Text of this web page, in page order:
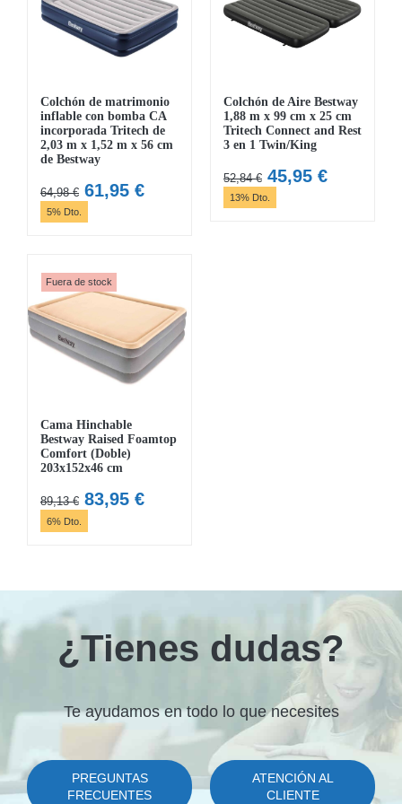
Colchón de matrimonio
inflable con bomba CA
incorporada Tritech de
2,03 m x 1,52 m x 56 cm
de Bestway
64,98€ El
64,98 €.
61,95 €El
5% Dto.
Colchón de Aire Bestway
1,88 m x 99 cm x 25 cm
Tritech Connect and Rest
3 en 1 Twin/King
52,84€ El
precio
45,95 €El
13% Dto.
Fuera de stock
Cama Hinchable
Bestway Raised Foamtop
Comfort (Doble)
203x152x46 cm
89,13€ El
83,95 €El
6% Dto.
¿Tienes dudas?
Te ayudamos en todo lo que necesites
PREGUNTAS
FRECUENTES
ATENCIÓN AL
CLIENTE